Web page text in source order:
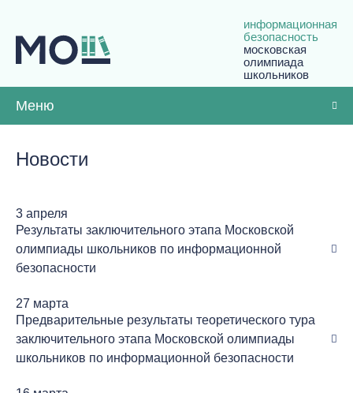
информационная
безопасность
московская
олимпиада
школьников
Меню
Новости
3 апреля
Результаты заключительного этапа Московской
олимпиады школьников по информационной
безопасности
27 марта
Предварительные результаты теоретического тура
заключительного этапа Московской олимпиады
школьников по информационной безопасности